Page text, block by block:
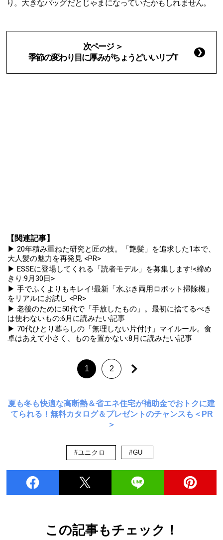
り。大きなバッグだとじゃまになっていたかもしれません。
次ページ ＞
季節の変わり目に厚みがちょうどいいリブT
【関連記事】
▶ 20年積み重ねた研究と匠の技。「艶髪」を追求した1本で、
大人髪の魅力を再発見 <PR>
▶ ESSEに登場してくれる「読者モデル」を募集します!<締め
きり:9月30日>
▶ 手でふくよりもキレイ!最新「水ぶき両用ロボット掃除機」
をリアルにお試し <PR>
▶ 老後のために50代で「手放したもの」。最初に捨てるべき
は使わないもの:6月に読みたい記事
▶ 70代ひとり暮らしの「無理しない片付け」マイルール。食
卓はあえて小さく、ものを置かない:8月に読みたい記事
1 2
夏も冬も快適な高断熱＆省エネ住宅が補助金でおトクに建
てられる！無料カタログ＆プレゼントのチャンスも＜PR
＞
#ユニクロ #GU
この記事もチェック！